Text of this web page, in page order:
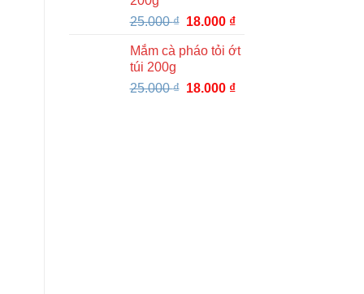
18.000 ₫.
25.000₫ Giá
là:
18.000 ₫Giá
tại
18.000 ₫.
Mắm cà pháo tỏi ớt
túi 200g
25.000₫ Giá
18.000 ₫Giá